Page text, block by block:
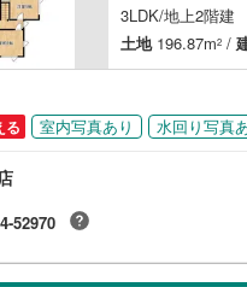
3LDK/地上2階建
土地196.87m2 /
る 室内写真あり 水回り写真
52970
別町
町(0)
町(1)
町
富良野町(
村(0)
キあり ）
施工・品質・工法関連
、制震構造
応
内見(相談)可（0）